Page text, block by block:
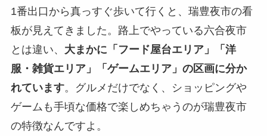
1番出口から真っすぐ歩いて行くと、瑞豊夜市の看
板が見えてきました。路上でやっている六合夜市
とは違い、 大まかに「フード屋台エリア」「洋
服・雑貨エリア」「ゲームエリア」の区画に分か
れています。グルメだけでなく、ショッピングや
ゲームも手頃な価格で楽しめちゃうのが瑞豊夜市
の特徴なんですよ。